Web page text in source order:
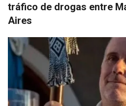
tráfico de drogas entre
Aires